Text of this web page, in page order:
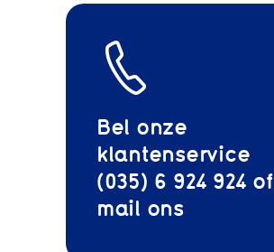
Bel onze
klantenservice
(035) 6 924 924 of
mail ons